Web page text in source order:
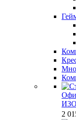
ИЗО
2